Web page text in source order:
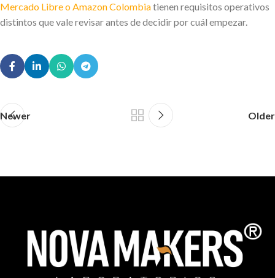
Mercado Libre o Amazon Colombiatienen requisitos operativos
distintos que vale revisar antes de decidir por cuál empezar.
Newer Older